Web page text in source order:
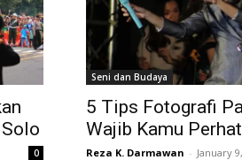
0
Seni dan Budaya
5 Tips Fotografi
Wajib Kamu
Reza K. Darmawan - January